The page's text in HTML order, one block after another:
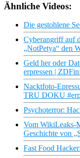
Ähnliche Videos:
Die gestohlene
Cyberangriff auf
„NotPetya“ den
Geld her oder
erpressen |
Nacktfoto-
TRU DOKU
Psychoterror:
Vom WikiLeaks-
Geschichte von
Fast Food